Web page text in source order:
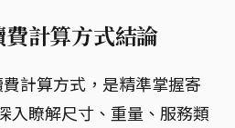
費計算方式結論
計算方式，是精準掌握寄
入瞭解尺寸、重量、服務類